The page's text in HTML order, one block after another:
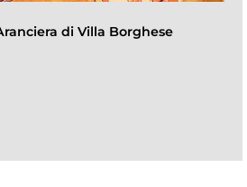
di Villa Borghese